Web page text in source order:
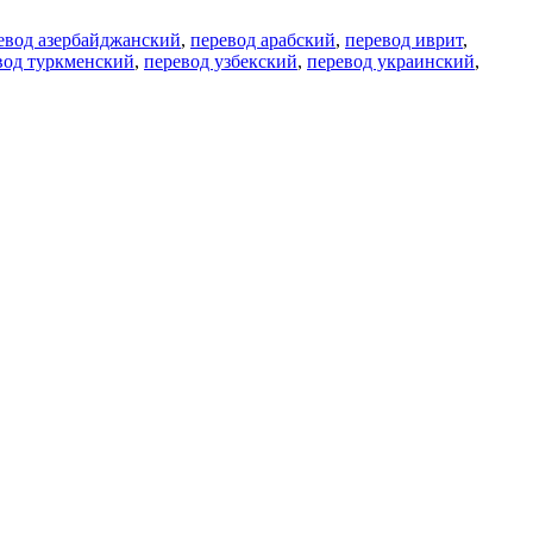
азербайджанский, перевод арабский, перевод иврит,
туркменский, перевод узбекский, перевод украинский,